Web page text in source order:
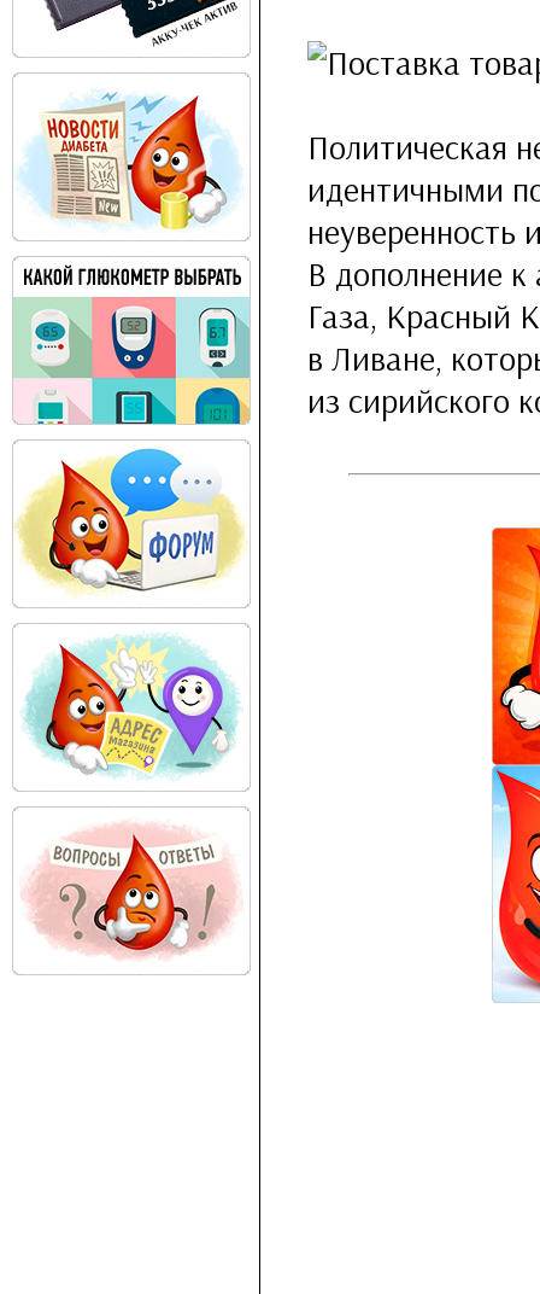
Политическая
идентичными
неуверенность
В дополнение к
Газа, Красный
в Ливане,
из сирийского